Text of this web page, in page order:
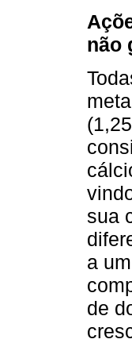
não
sua
a
de